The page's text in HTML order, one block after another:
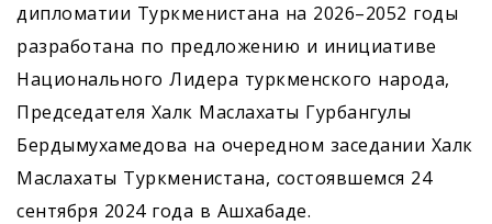
дипломатии Туркменистана на 2026–2052 годы
разработана по предложению и инициативе
Национального Лидера туркменского народа,
Председателя Халк Маслахаты Гурбангулы
Бердымухамедова на очередном заседании Халк
Маслахаты Туркменистана, состоявшемся 24
сентября 2024 года в Ашхабаде.